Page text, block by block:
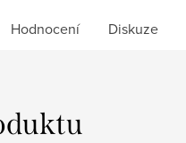
Hodnocení Diskuze